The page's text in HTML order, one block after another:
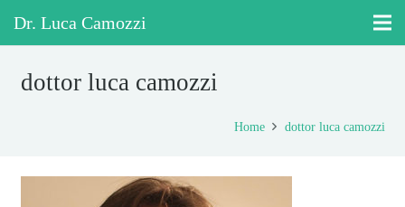
Dr. Luca Camozzi
dottor luca camozzi
Home dottor luca camozzi